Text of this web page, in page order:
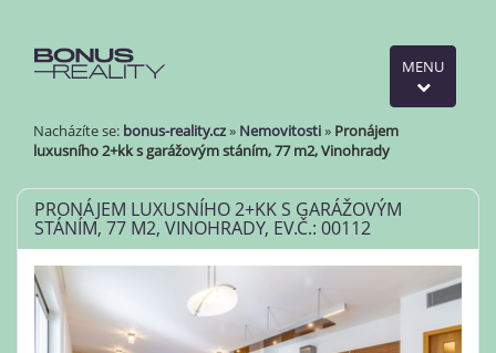
MENU
Nacházíte se: bonus-reality.cz» Nemovitosti» Pronájem
luxusního 2+kk s garážovým stáním, 77 m2, Vinohrady
PRONÁJEM LUXUSNÍHO 2+KK S GARÁŽOVÝM
STÁNÍM, 77 M2, VINOHRADY, EV.Č.: 00112